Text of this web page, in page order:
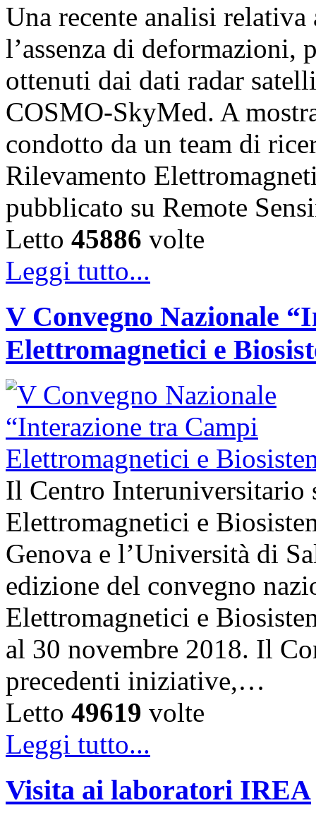
Una recente analisi
l’assenza di
ottenuti dai dati radar
COSMO-SkyMed. A
condotto da un team di
Rilevamento
pubblicato su Remote
Letto 45886 volte
Leggi tutto...
V Convegno Nazionale
Elettromagnetici e
Il Centro Interuniversitario
Elettromagnetici e
Genova e l’Università di
edizione del convegno
Elettromagnetici e
al 30 novembre 2018. Il
precedenti iniziative,…
Letto 49619 volte
Leggi tutto...
Visita ai laboratori IREA